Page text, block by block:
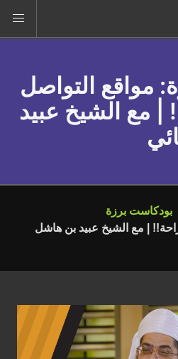
: مواقع التواصل
مع الشيخ عبيد
بودكاست برزة
| مع الشيخ عبيد بن هاشل